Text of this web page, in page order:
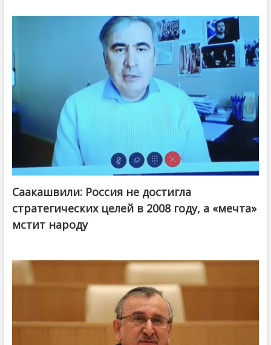
Саакашвили: Россия не достигла
стратегических целей в 2008 году, а «мечта»
мстит народу